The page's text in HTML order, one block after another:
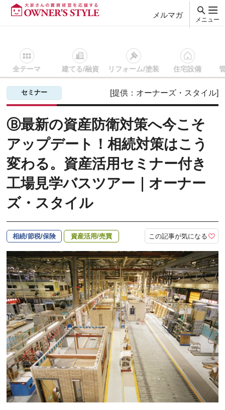
メルマガ
メニュー
全テーマ 建てる/融資 リフォーム/塗装 住宅設備
賃貸経営ＴＯＰ 相続/節税/保険 セミナー・イベントを探す
セミナー [提供：オーナーズ・スタイル]
Ⓑ最新の資産防衛対策へ今こそ
アップデート！相続対策はこう
変わる。資産活用セミナー付き
工場見学バスツアー｜オーナー
ズ・スタイル
相続/節税/保険 資産活用/売買 この記事が気になる